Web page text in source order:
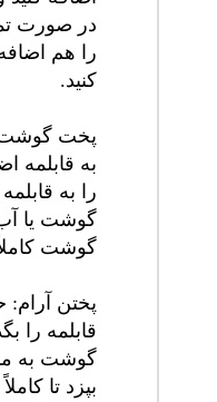
در صورت
را هم
کنید.
پخت گوشت:
به قابلمه
را به
گوشت یا آب
گوشت
پختن آرام:
قابلمه را
بپزد تا